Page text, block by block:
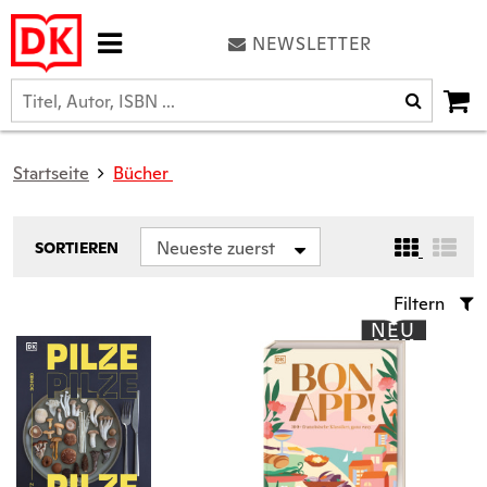
NEWSLETTER
Startseite Bücher
SORTIEREN Neueste zuerst
Filtern
NEU